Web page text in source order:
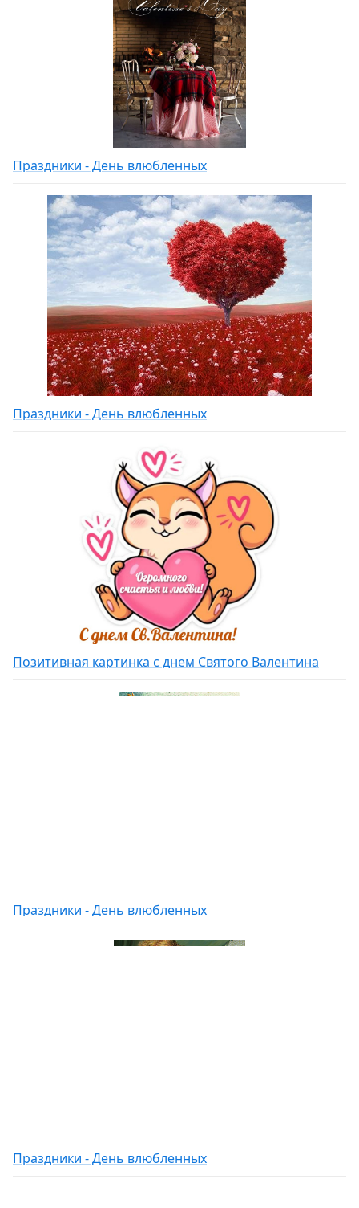
Праздники - День влюбленных
Праздники - День влюбленных
Позитивная картинка с днем Святого Валентина
Праздники - День влюбленных
Праздники - День влюбленных